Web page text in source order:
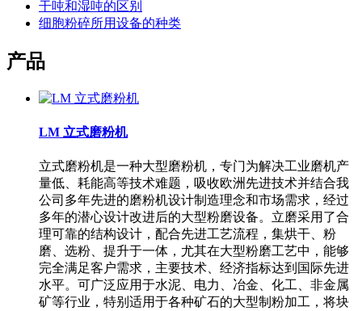
干吨和湿吨的区别
细胞粉碎所用设备的种类
产品
LM 立式磨粉机
立式磨粉机是一种大型磨粉机，专门为解决工业磨机产
量低、耗能高等技术难题，吸收欧洲先进技术并结合我
公司多年先进的磨粉机设计制造理念和市场需求，经过
多年的潜心设计改进后的大型粉磨设备。立磨采用了合
理可靠的结构设计，配合先进工艺流程，集烘干、粉
磨、选粉、提升于一体，尤其在大型粉磨工艺中，能够
完全满足客户需求，主要技术、经济指标达到国际先进
水平。可广泛应用于水泥、电力、冶金、化工、非金属
矿等行业，特别适用于各种矿石的大型制粉加工，将块